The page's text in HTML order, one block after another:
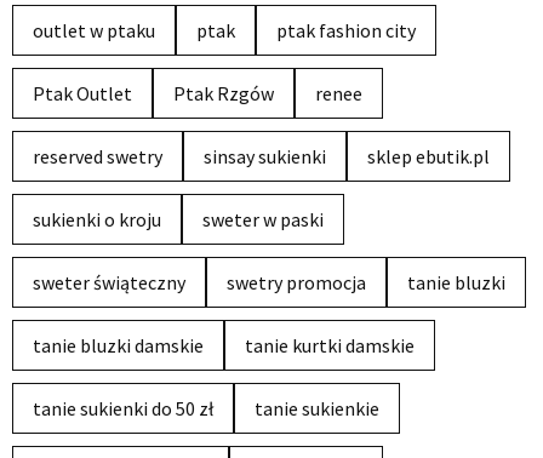
outlet w ptaku ptak ptak fashion city
Ptak Outlet Ptak Rzgów renee
reserved swetry sinsay sukienki sklep ebutik.pl
sukienki o kroju sweter w paski
sweter świąteczny swetry promocja tanie bluzki
tanie bluzki damskie tanie kurtki damskie
tanie sukienki do 50 zł tanie sukienkie